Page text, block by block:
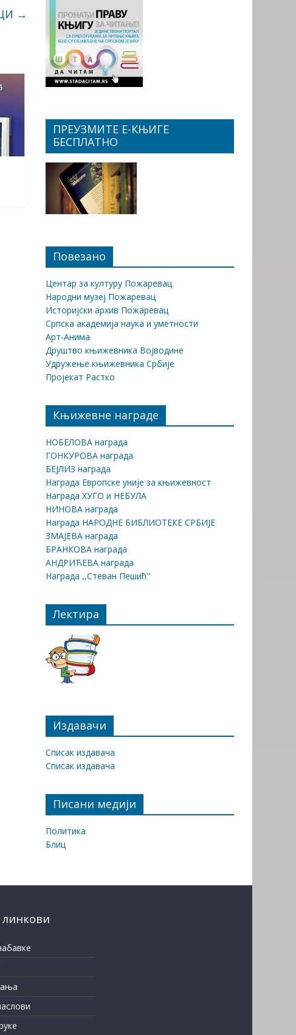
→
ПРЕУЗМИТЕ Е-КЊИГЕ
БЕСПЛАТНО
Повезано
Центар за културу Пожаревац
Народни музеј Пожаревац
Историјски архив Пожаревац
Српска академија наука и уметности
Арт-Анима
Друштво књижевника Војводине
Удружење књижевника Србије
Пројекат Растко
Књижевне награде
НОБЕЛОВА награда
ГОНКУРОВА награда
БЕЈЛИЗ награда
Награда Европске уније за књижевност
Награда ХУГО и НЕБУЛА
НИНОВА награда
Награда НАРОДНЕ БИБЛИОТЕКЕ СРБИЈЕ
ЗМАЈЕВА награда
БРАНКОВА награда
АНДРИЋЕВА награда
Награда ,,Стеван Пешић''
Лектира
Издавачи
Списак издавача
Списак издавача
Писани медији
Политика
Блиц
линкови